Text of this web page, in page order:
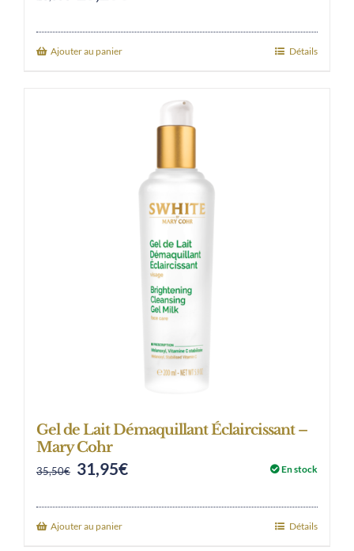
Ajouter au panier Détails
Gel de Lait Démaquillant Éclaircissant –
Mary Cohr
35,50€ Original
31,95€Current
En stock
Ajouter au panier Détails